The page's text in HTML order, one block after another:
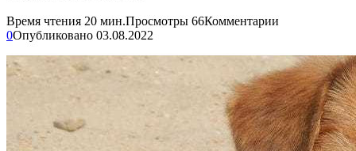
Время чтения 20 мин.Просмотры 66Комментарии
0Опубликовано 03.08.2022